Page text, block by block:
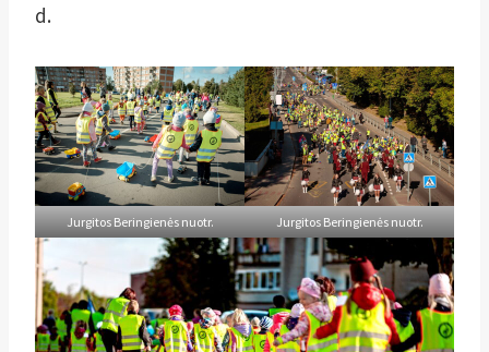
d.
Jurgitos Beringienės nuotr. Jurgitos Beringienės nuotr.